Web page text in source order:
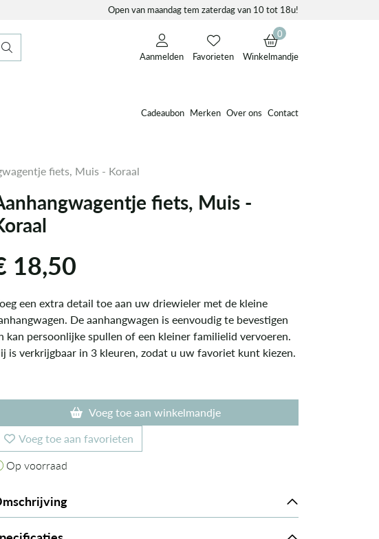
Open van maandag tem zaterdag van 10 tot 18u!
Aanmelden Favorieten
0
Winkelmandje
Cadeaubon Merken Over ons Contact
fiets, Muis - Koraal
fiets, Muis -
18,50
een extra detail toe aan uw driewieler met de kleine
De aanhangwagen is eenvoudig te bevestigen
kan persoonlijke spullen of een kleiner familielid vervoeren.
is verkrijgbaar in 3 kleuren, zodat u uw favoriet kunt kiezen.
Voeg toe aan winkelmandje
Voeg toe aan favorieten
Op voorraad
Op voorraad